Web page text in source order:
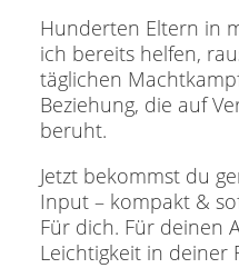
Hunderten Eltern in
ich bereits helfen,
täglichen
Beziehung, die auf
beruht.
Jetzt bekommst du
Input – kompakt &
Für dich. Für deinen
Leichtigkeit in deiner